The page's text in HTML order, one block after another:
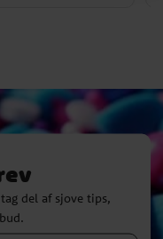
del af sjove tips,